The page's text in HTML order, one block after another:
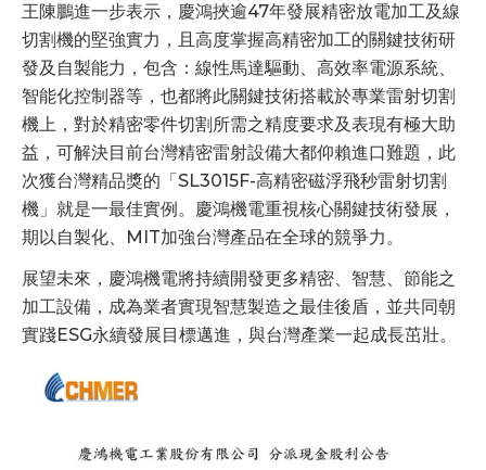
王陳鵬進一步表示，慶鴻挾逾47年發展精密放電加工及線
切割機的堅強實力，且高度掌握高精密加工的關鍵技術研
發及自製能力，包含：線性馬達驅動、高效率電源系統、
智能化控制器等，也都將此關鍵技術搭載於專業雷射切割
機上，對於精密零件切割所需之精度要求及表現有極大助
益，可解決目前台灣精密雷射設備大都仰賴進口難題，此
次獲台灣精品獎的「SL3015F-高精密磁浮飛秒雷射切割
機」就是一最佳實例。慶鴻機電重視核心關鍵技術發展，
期以自製化、MIT加強台灣產品在全球的競爭力。
展望未來，慶鴻機電將持續開發更多精密、智慧、節能之
加工設備，成為業者實現智慧製造之最佳後盾，並共同朝
實踐ESG永續發展目標邁進，與台灣產業一起成長茁壯。